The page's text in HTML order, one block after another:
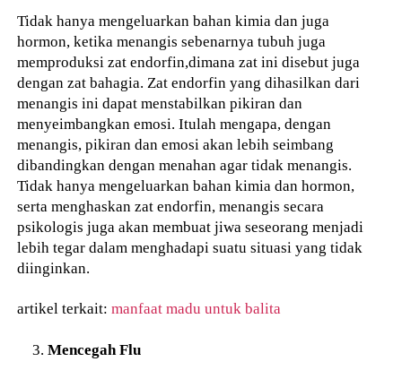
Tidak hanya mengeluarkan bahan kimia dan juga
hormon, ketika menangis sebenarnya tubuh juga
memproduksi zat endorfin,dimana zat ini disebut juga
dengan zat bahagia. Zat endorfin yang dihasilkan dari
menangis ini dapat menstabilkan pikiran dan
menyeimbangkan emosi. Itulah mengapa, dengan
menangis, pikiran dan emosi akan lebih seimbang
dibandingkan dengan menahan agar tidak menangis.
Tidak hanya mengeluarkan bahan kimia dan hormon,
serta menghaskan zat endorfin, menangis secara
psikologis juga akan membuat jiwa seseorang menjadi
lebih tegar dalam menghadapi suatu situasi yang tidak
diinginkan.
artikel terkait:manfaat madu untuk balita
Mencegah Flu